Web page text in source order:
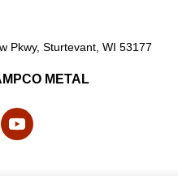
Pkwy, Sturtevant, WI 53177
METAL